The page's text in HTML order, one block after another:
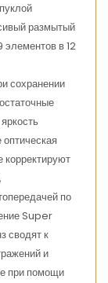
размытый
элементов в 12
сохранении
по
Super
сводят к
и
при помощи